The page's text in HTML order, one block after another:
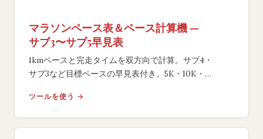
マラソンペース表＆ペース計算機 —
サブ3〜サブ5早見表
1kmペースと完走タイムを双方向で計算。サブ4・
サブ3など目標ペースの早見表付き。5K・10K・
ツールを使う →